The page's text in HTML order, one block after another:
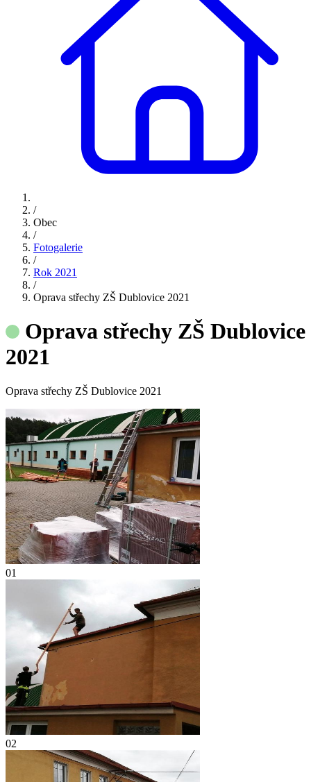
/
Obec
/
Fotogalerie
/
Rok 2021
/
Oprava střechy ZŠ Dublovice 2021
Oprava střechy ZŠ Dublovice
2021
Oprava střechy ZŠ Dublovice 2021
01
02